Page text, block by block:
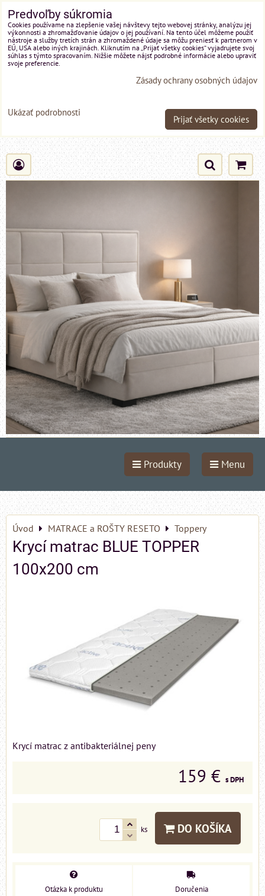
Produkty Menu
Úvod MATRACE a ROŠTY RESETO Toppery
Krycí matrac BLUE TOPPER
100x200 cm
Krycí matrac z antibakteriálnej peny
159 € s DPH
ks DO KOŠÍKA
Otázka k produktu Doručenia
Predvoľby súkromia
Cookies používame na zlepšenie vašej návštevy tejto webovej stránky, analýzu jej
výkonnosti a zhromažďovanie údajov o jej používaní. Na tento účel môžeme použiť
nástroje a služby tretích strán a zhromaždené údaje sa môžu preniesť k partnerom v
EÚ, USA alebo iných krajinách. Kliknutím na „Prijať všetky cookies“ vyjadrujete svoj
súhlas s týmto spracovaním. Nižšie môžete nájsť podrobné informácie alebo upraviť
svoje preferencie.
Zásady ochrany osobných údajov
Ukázať podrobnosti
Prijať všetky cookies